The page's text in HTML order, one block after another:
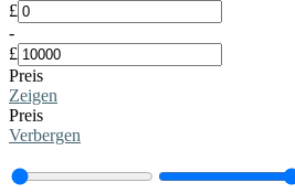
£
-
£
Preis
Zeigen
Preis
Verbergen